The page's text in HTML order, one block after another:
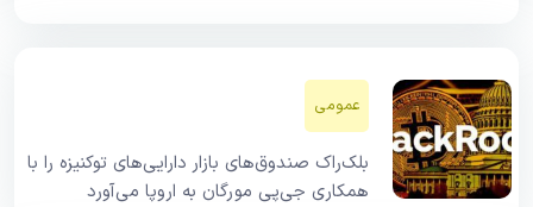
عمومی
بلک‌راک صندوق‌های بازار دارایی‌های توکنیزه را با
همکاری جی‌پی مورگان به اروپا می‌آورد